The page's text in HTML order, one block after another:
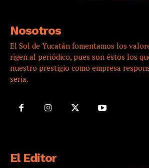
Nosotros
El Sol de Yucatán fomentamos los
rigen al periódico, pues son éstos los
nuestro prestigio como empresa
seria.
El Editor